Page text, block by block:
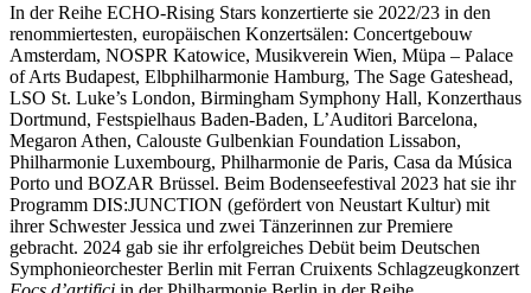
In der Reihe ECHO-Rising Stars konzertierte sie 2022/23 in den
renommiertesten, europäischen Konzertsälen: Concertgebouw
Amsterdam, NOSPR Katowice, Musikverein Wien, Müpa – Palace
of Arts Budapest, Elbphilharmonie Hamburg, The Sage Gateshead,
LSO St. Luke’s London, Birmingham Symphony Hall, Konzerthaus
Dortmund, Festspielhaus Baden-Baden, L’Auditori Barcelona,
Megaron Athen, Calouste Gulbenkian Foundation Lissabon,
Philharmonie Luxembourg, Philharmonie de Paris, Casa da Música
Porto und BOZAR Brüssel. Beim Bodenseefestival 2023 hat sie ihr
Programm DIS:JUNCTION (gefördert von Neustart Kultur) mit
ihrer Schwester Jessica und zwei Tänzerinnen zur Premiere
gebracht. 2024 gab sie ihr erfolgreiches Debüt beim Deutschen
Symphonieorchester Berlin mit Ferran Cruixents Schlagzeugkonzert